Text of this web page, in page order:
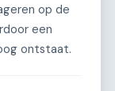
op de
een
ontstaat.